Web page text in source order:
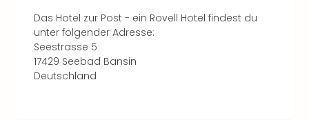
Das Hotel zur Post - ein Rovell Hotel findest du
unter folgender Adresse:
Seestrasse 5
17429 Seebad Bansin
Deutschland